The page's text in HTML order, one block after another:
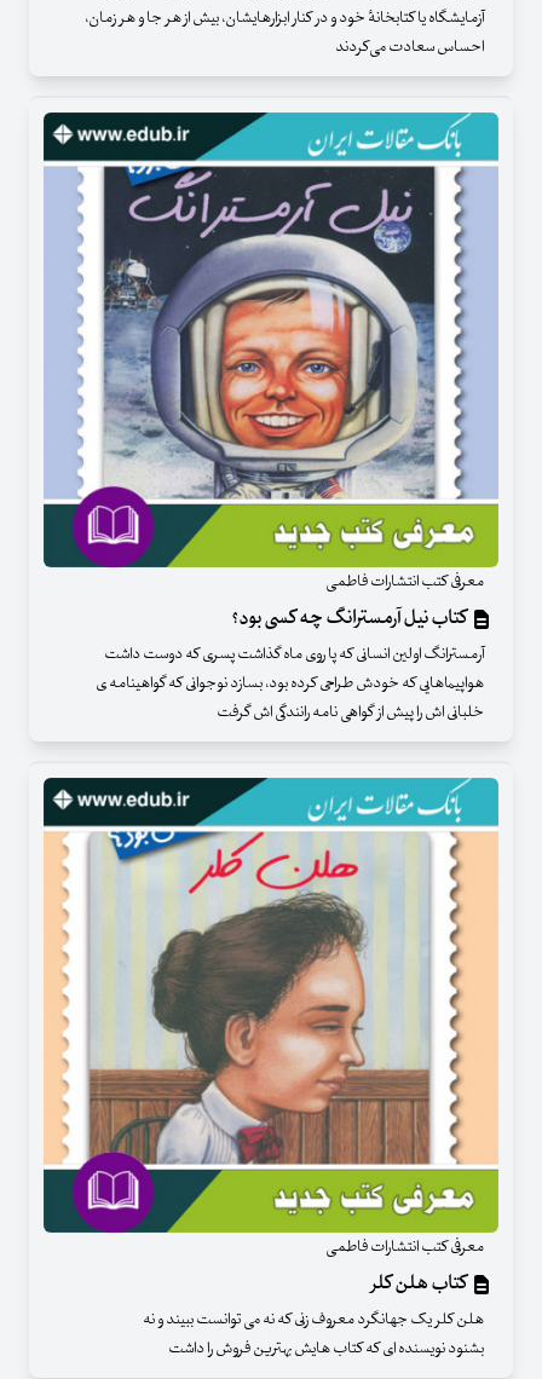
آزمایشگاه یا کتابخانهٔ خود و در کنار ابزارهایشان، بیش از هر جا و هر زمان،
احساس سعادت می‌کردند
معرفی کتب انتشارات فاطمی
کتاب نیل آرمسترانگ چه کسی بود؟
آرمسترانگ اولین انسانی که پا روی ماه گذاشت پسری که دوست داشت
هواپیماهایی که خودش طراحی کرده بود، بسازد نوجوانی که گواهینامه ی
خلبانی اش را پیش از گواهی نامه رانندگی اش گرفت
معرفی کتب انتشارات فاطمی
کتاب هلن کلر
هلن کلر یک جهانگرد معروف زنی که نه می توانست ببیند و نه
بشنود نویسنده ای که کتاب هایش بهترین فروش را داشت